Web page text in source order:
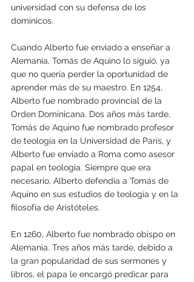
universidad con su defensa de los
dominicos.
Cuando Alberto fue enviado a enseñar a
Alemania, Tomás de Aquino lo siguió, ya
que no quería perder la oportunidad de
aprender más de su maestro. En 1254,
Alberto fue nombrado provincial de la
Orden Dominicana. Dos años más tarde,
Tomás de Aquino fue nombrado profesor
de teología en la Universidad de París, y
Alberto fue enviado a Roma como asesor
papal en teología. Siempre que era
necesario, Alberto defendía a Tomás de
Aquino en sus estudios de teología y en la
filosofía de Aristóteles.
En 1260, Alberto fue nombrado obispo en
Alemania. Tres años más tarde, debido a
la gran popularidad de sus sermones y
libros, el papa le encargó predicar para